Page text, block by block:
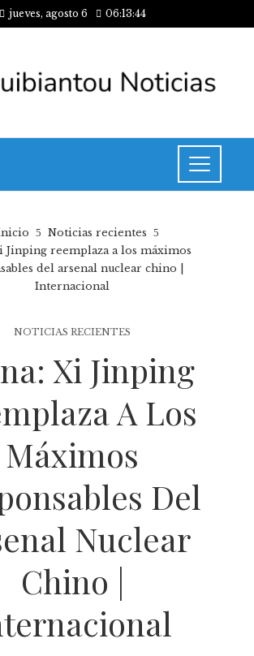
jueves, agosto 6 06:13:45
Noticias recientes
Jinping reemplaza a los máximos
del arsenal nuclear chino |
Internacional
NOTICIAS RECIENTES
Xi Jinping
A Los
Máximos
Del
Nuclear
Chino |